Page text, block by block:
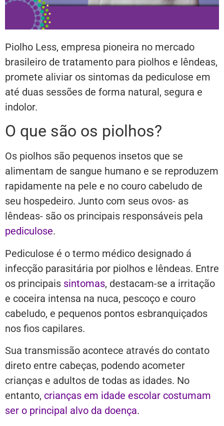
Piolho Less, empresa pioneira no mercado
brasileiro de tratamento para piolhos e lêndeas,
promete aliviar os sintomas da pediculose em
até duas sessões de forma natural, segura e
indolor.
O que são os piolhos?
Os piolhos são pequenos insetos que se
alimentam de sangue humano e se reproduzem
rapidamente na pele e no couro cabeludo de
seu hospedeiro. Junto com seus ovos- as
lêndeas- são os principais responsáveis pela
pediculose.
Pediculose é o termo médico designado á
infecção parasitária por piolhos e lêndeas. Entre
os principais sintomas, destacam-se a irritação
e coceira intensa na nuca, pescoço e couro
cabeludo, e pequenos pontos esbranquiçados
nos fios capilares.
Sua transmissão acontece através do contato
direto entre cabeças, podendo acometer
crianças e adultos de todas as idades. No
entanto, crianças em idade escolar costumam
ser o principal alvo da doença.